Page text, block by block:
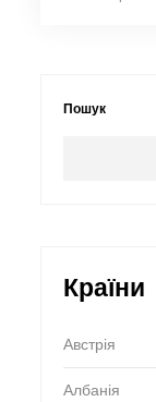
Пошук
Країни
Австрія
Албанія